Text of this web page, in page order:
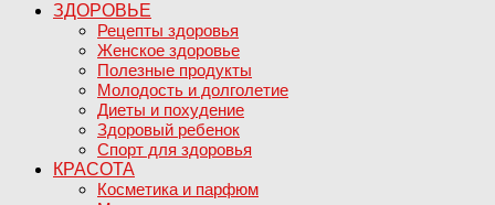
ЗДОРОВЬЕ
Рецепты здоровья
Женское здоровье
Полезные продукты
Молодость и долголетие
Диеты и похудение
Здоровый ребенок
Спорт для здоровья
КРАСОТА
Косметика и парфюм